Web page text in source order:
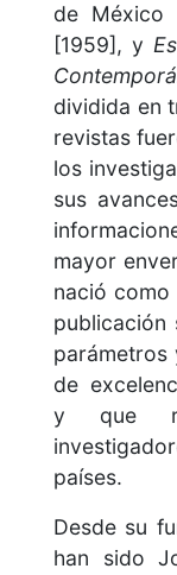
de México
[1959], y
dividida en
revistas
los
sus
mayor
nació como
publicación
parámetros
de
y que
países.
Desde su
han sido